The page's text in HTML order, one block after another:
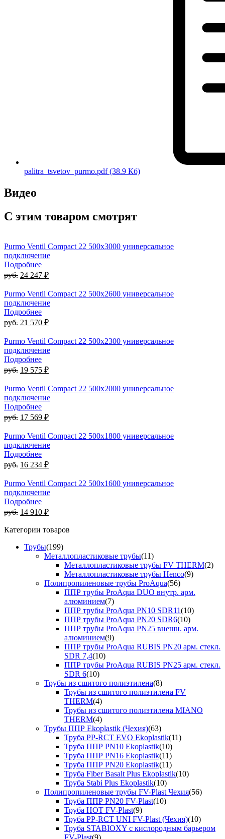
palitra_tsvetov_purmo.pdf(38.9 Кб)
Видео
С этим товаром смотрят
Purmo Ventil Compact 22 500х3000 универсальное
подключение
Подробнее
руб. 24 247 ₽
Purmo Ventil Compact 22 500х2600 универсальное
подключение
Подробнее
руб. 21 570 ₽
Purmo Ventil Compact 22 500х2300 универсальное
подключение
Подробнее
руб. 19 575 ₽
Purmo Ventil Compact 22 500х2000 универсальное
подключение
Подробнее
руб. 17 569 ₽
Purmo Ventil Compact 22 500х1800 универсальное
подключение
Подробнее
руб. 16 234 ₽
Purmo Ventil Compact 22 500х1600 универсальное
подключение
Подробнее
руб. 14 910 ₽
Категории товаров
Трубы(199)
Металлопластиковые трубы(11)
Металлопластиковые трубы FV THERM(2)
Металлопластиковые трубы Henco(9)
Полипропиленовые трубы ProAqua(56)
ППР трубы ProAqua DUO внутр. арм.
алюминием(7)
ППР трубы ProAqua PN10 SDR11(10)
ППР трубы ProAqua PN20 SDR6(10)
ППР трубы ProAqua PN25 внешн. арм.
алюминием(9)
ППР трубы ProAqua RUBIS PN20 арм. стекл.
SDR 7,4(10)
ППР трубы ProAqua RUBIS PN25 арм. стекл.
SDR 6(10)
Трубы из сшитого полиэтилена(8)
Трубы из сшитого полиэтилена FV
THERM(4)
Трубы из сшитого полиэтилена MIANO
THERM(4)
Трубы ППР Ekoplastik (Чехия)(63)
Труба PP-RCT EVO Ekoplastik(11)
Труба ППР PN10 Ekoplastik(10)
Труба ППР PN16 Ekoplastik(11)
Труба ППР PN20 Ekoplastik(11)
Труба Fiber Basalt Plus Ekoplastik(10)
Труба Stabi Plus Ekoplastik(10)
Полипропиленовые трубы FV-Plast Чехия(56)
Труба ППР PN20 FV-Plast(10)
Труба HOT FV-Plast(9)
Труба PP-RCT UNI FV-Plast (Чехия)(10)
Труба STABIOXY с кислородным барьером